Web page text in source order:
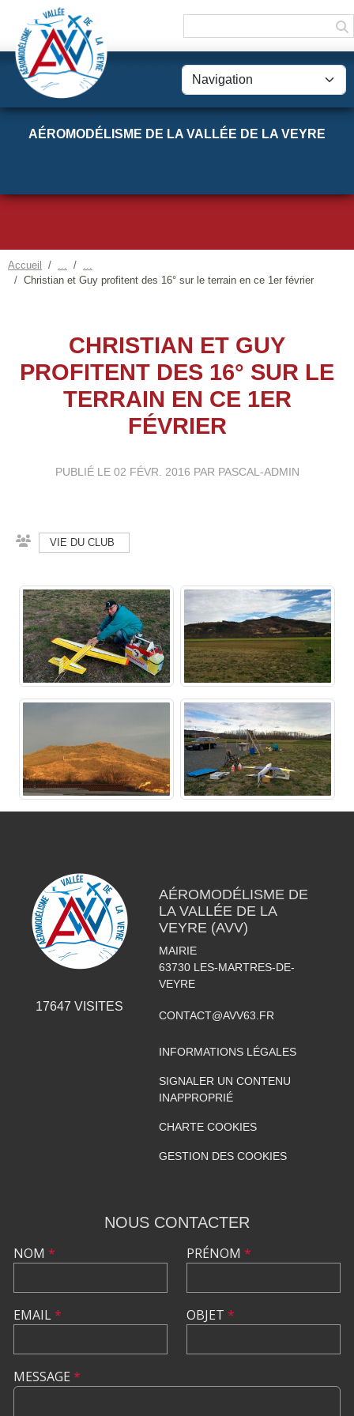
AÉROMODÉLISME DE LA VALLÉE DE LA VEYRE
Accueil
Christian et Guy profitent des 16° sur le terrain en ce 1er février
CHRISTIAN ET GUY
PROFITENT DES 16° SUR LE
TERRAIN EN CE 1ER
FÉVRIER
PUBLIÉ LE 02 FÉVR. 2016 PAR PASCAL-ADMIN
VIE DU CLUB
17647 VISITES
AÉROMODÉLISME DE
LA VALLÉE DE LA
VEYRE (AVV)
MAIRIE
63730 LES-MARTRES-DE-
VEYRE
CONTACT@AVV63.FR
INFORMATIONS LÉGALES
SIGNALER UN CONTENU
INAPPROPRIÉ
CHARTE COOKIES
GESTION DES COOKIES
NOUS CONTACTER
NOM *
EMAIL*
PRÉNOM *
OBJET *
MESSAGE *
Panneau de gestion des cookies